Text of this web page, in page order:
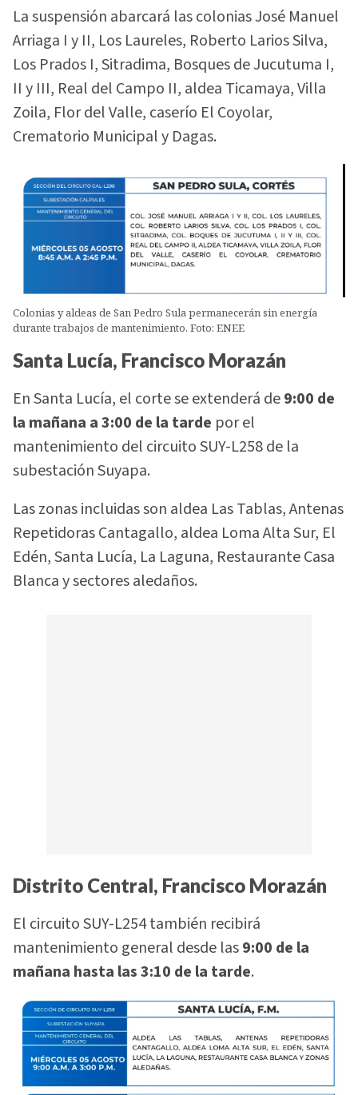
La suspensión abarcará las colonias José Manuel
Arriaga I y II, Los Laureles, Roberto Larios Silva,
Los Prados I, Sitradima, Bosques de Jucutuma I,
II y III, Real del Campo II, aldea Ticamaya, Villa
Zoila, Flor del Valle, caserío El Coyolar,
Crematorio Municipal y Dagas.
Colonias y aldeas de San Pedro Sula permanecerán sin energía
durante trabajos de mantenimiento. Foto: ENEE
Santa Lucía, Francisco Morazán
En Santa Lucía, el corte se extenderá de9:00 de
la mañana a 3:00 de la tarde por el
mantenimiento del circuito SUY-L258 de la
subestación Suyapa.
Las zonas incluidas son aldea Las Tablas, Antenas
Repetidoras Cantagallo, aldea Loma Alta Sur, El
Edén, Santa Lucía, La Laguna, Restaurante Casa
Blanca y sectores aledaños.
Distrito Central, Francisco Morazán
El circuito SUY-L254 también recibirá
mantenimiento general desde las9:00 de la
mañana hasta las 3:10 de la tarde.